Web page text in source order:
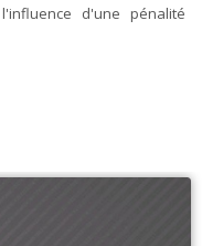
d'une pénalité